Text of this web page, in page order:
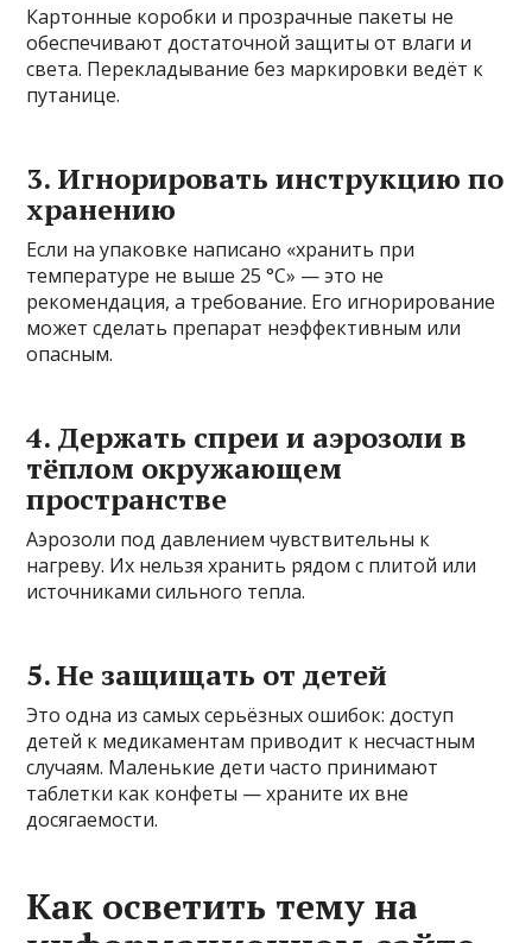
Картонные коробки и прозрачные пакеты не
обеспечивают достаточной защиты от влаги и
света. Перекладывание без маркировки ведёт к
путанице.
3. Игнорировать инструкцию по
хранению
Если на упаковке написано «хранить при
температуре не выше 25 °C» — это не
рекомендация, а требование. Его игнорирование
может сделать препарат неэффективным или
опасным.
4. Держать спреи и аэрозоли в
тёплом окружающем
пространстве
Аэрозоли под давлением чувствительны к
нагреву. Их нельзя хранить рядом с плитой или
источниками сильного тепла.
5. Не защищать от детей
Это одна из самых серьёзных ошибок: доступ
детей к медикаментам приводит к несчастным
случаям. Маленькие дети часто принимают
таблетки как конфеты — храните их вне
досягаемости.
Как осветить тему на